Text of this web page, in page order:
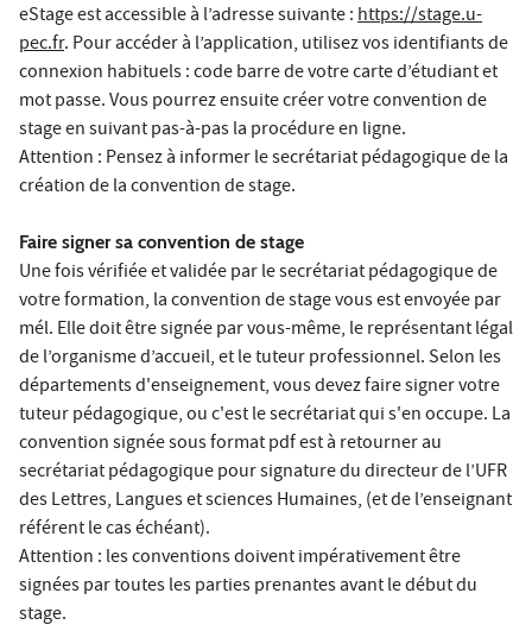
eStage est accessible à l’adresse suivante :https://stage.u-
pec.fr. Pour accéder à l’application, utilisez vos identifiants de
connexion habituels : code barre de votre carte d’étudiant et
mot passe. Vous pourrez ensuite créer votre convention de
stage en suivant pas-à-pas la procédure en ligne.
Attention : Pensez à informer le secrétariat pédagogique de la
création de la convention de stage.
Faire signer sa convention de stage
Une fois vérifiée et validée par le secrétariat pédagogique de
votre formation, la convention de stage vous est envoyée par
mél. Elle doit être signée par vous-même, le représentant légal
de l’organisme d’accueil, et le tuteur professionnel. Selon les
départements d'enseignement, vous devez faire signer votre
tuteur pédagogique, ou c'est le secrétariat qui s'en occupe. La
convention signée sous format pdf est à retourner au
secrétariat pédagogique pour signature du directeur de l’UFR
des Lettres, Langues et sciences Humaines, (et de l’enseignant
référent le cas échéant).
Attention : les conventions doivent impérativement être
signées par toutes les parties prenantes avant le début du
stage.